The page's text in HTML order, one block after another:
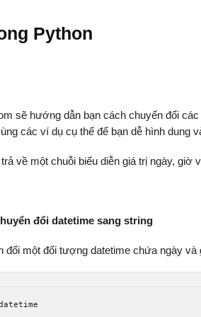
Python
sẽ hướng dẫn bạn cách chuyển đổi
các ví dụ cụ thể để bạn dễ hình dung
trả về một chuỗi biểu diễn giá trị ngày, giờ
đổi datetime sang string
một đối tượng datetime chứa ngày và